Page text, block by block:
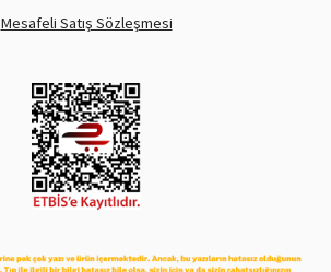
Mesafeli Satış Sözleşmesi